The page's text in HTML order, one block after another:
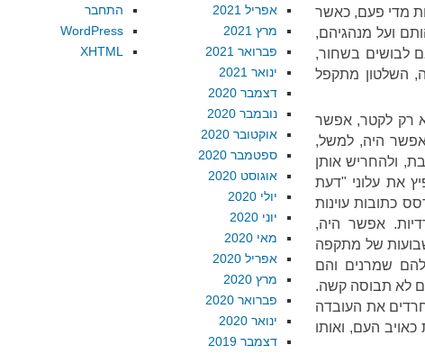
מדי פעם, כאשר
ועל מנהגיהם,
לבושים בשחור,
השלטון מתקפל
רק לקטר, אפשר
אפשר היה, למשל,
ולהחריש אותן
את עלוני "דעת
כתובות עוינות
אפשר היה,
של מתקפה
שמרנים והם
לא תבוסה קשה.
את העובדה
העם, ואותו
אפריל 2021
מרץ 2021
פברואר 2021
ינואר 2021
דצמבר 2020
נובמבר 2020
אוקטובר 2020
ספטמבר 2020
אוגוסט 2020
יולי 2020
יוני 2020
מאי 2020
אפריל 2020
מרץ 2020
פברואר 2020
ינואר 2020
דצמבר 2019
התחבר
WordPress
XHTML